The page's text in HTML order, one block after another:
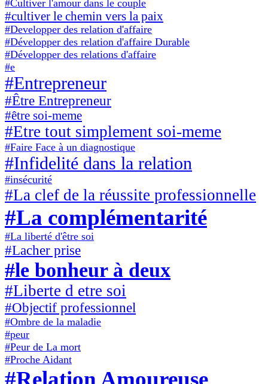
#Cultiver l'amour dans le couple
#cultiver le chemin vers la paix
#Developper des relation d'affaire
#Développer des relation d'affaire Durable
#Développer des relations d'affaire
#e
#Entrepreneur
#Être Entrepreneur
#être soi-meme
#Etre tout simplement soi-meme
#Faire Face à un diagnostique
#Infidelité dans la relation
#insécurité
#La clef de la réussite professionnelle
#La complémentarité
#La liberté d'être soi
#Lacher prise
#le bonheur à deux
#Liberte d etre soi
#Objectif professionnel
#Ombre de la maladie
#peur
#Peur de La mort
#Proche Aidant
#Relation Amoureuse